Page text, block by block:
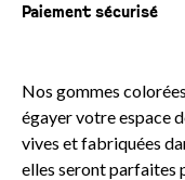
Paiement sécurisé
Nos gommes
égayer votre espace
vives et fabriquées
elles seront parfaites